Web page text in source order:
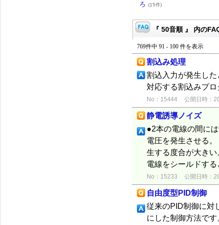
ろ (15件)
『 50音順 』 内の
769件中 91 - 100 件を表示
割込み処理
割込入力が発生し
対応する割込みプ
No：15444 公開日時：
静電誘導ノイズ
●2本の電線の間に
電圧を発生させる
生する度合が大き
電線をシールドす
No：15233 公開日時：
自由度型PID制御
従来のPID制御に対
にした制御方法で